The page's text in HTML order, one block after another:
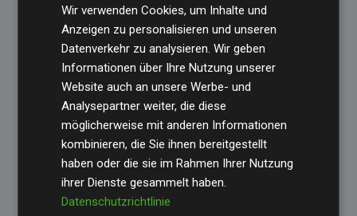
Alle unterstützten Projekte werden durch
Standardverifiziert und erfüllen höchste
Anforderungen an Qualität, tatsächliche
Klimawirkung und Transparenz. Weitere
Informationen zu den einzelnen Projekten finden
Sie hier.
Wir verwenden Cookies, um Inhalte und
Anzeigen zu personalisieren und unseren
Datenverkehr zu analysieren. Wir geben
Informationen über Ihre Nutzung unserer
Website auch an unsere Werbe- und
Analysepartner weiter, die diese
möglicherweise mit anderen Informationen
kombinieren, die Sie ihnen bereitgestellt
haben oder die sie im Rahmen Ihrer Nutzung
ihrer Dienste gesammelt haben.
Datenschutzrichtlinie